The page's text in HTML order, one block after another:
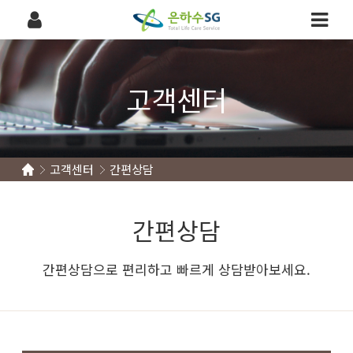
고객센터
고객센터 간편상담
간편상담
간편상담으로 편리하고 빠르게 상담받아보세요.